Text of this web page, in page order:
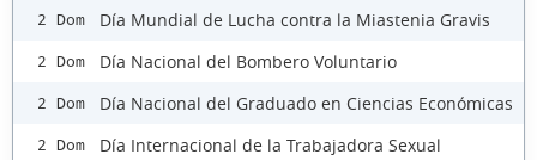
2 Dom Día Mundial de Lucha contra la Miastenia Gravis
2 Dom Día Nacional del Bombero Voluntario
2 Dom Día Nacional del Graduado en Ciencias Económicas
2 Dom Día Internacional de la Trabajadora Sexual